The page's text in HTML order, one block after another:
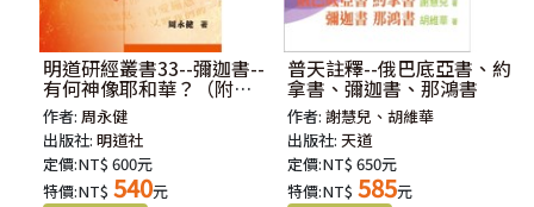
明道研經叢書33--彌迦書--
有何神像耶和華？（附研
習本）
作者:周永健
出版社:明道社
定價:NT$ 600元
特價:NT$ 540元
普天註釋--俄巴底亞書、約
拿書、彌迦書、那鴻書
作者:謝慧兒、胡維華
出版社:天道
定價:NT$ 650元
特價:NT$ 585元